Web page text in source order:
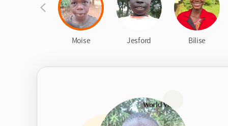
Moise Jesford Bilise